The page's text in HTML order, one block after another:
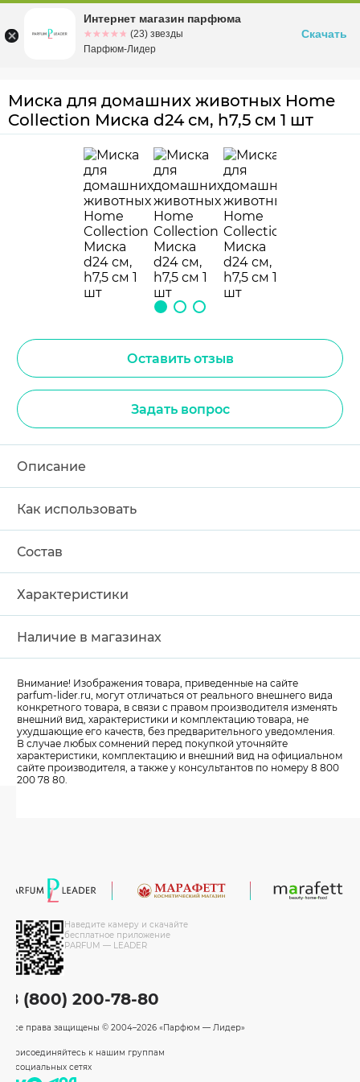
Омскул. Заозерная, 11, к. 1
Миска для домашних животных Home
Collection Миска d24 см, h7,5 см 1 шт
Оставить отзыв
Задать вопрос
Описание
Как использовать
Состав
Характеристики
Наличие в магазинах
Внимание! Изображения товара, приведенные на сайте
parfum-lider.ru, могут отличаться от реального внешнего вида
конкретного товара, в связи с правом производителя изменять
внешний вид, характеристики и комплектацию товара, не
ухудшающие его качеств, без предварительного уведомления.
В случае любых сомнений перед покупкой уточняйте
характеристики, комплектацию и внешний вид на официальном
сайте производителя, а также у консультантов по номеру 8 800
200 78 80.
Наведите камеру и скачайте
бесплатное приложение
PARFUM — LEADER
8 (800) 200-78-80
Все права защищены © 2004–2026 «Парфюм — Лидер»
Присоединяйтесь к нашим группам
в социальных сетях
Интернет магазин парфюма
☆☆☆☆☆
★★★★★ (23) звезды
Парфюм-Лидер
Скачать